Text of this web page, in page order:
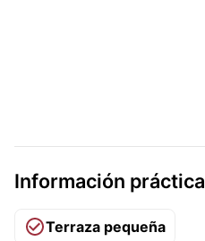
Información práctica
Terraza pequeña